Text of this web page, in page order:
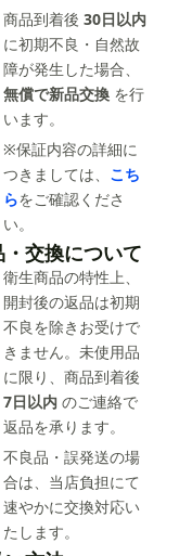
商品到着後 30日以内
に初期不良・自然故
障が発生した場合、
無償で新品交換 を行
います。
※保証内容の詳細に
つきましては、 こち
らをご確認くださ
い。
・交換について
衛生商品の特性上、
開封後の返品は初期
不良を除きお受けで
きません。未使用品
に限り、商品到着後
7日以内 のご連絡で
返品を承ります。
不良品・誤発送の場
合は、当店負担にて
速やかに交換対応い
たします。